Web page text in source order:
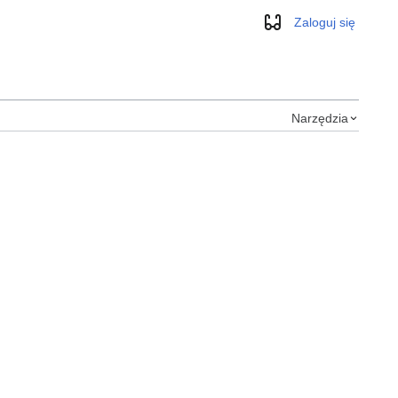
WyglądZaloguj się
Narzędzia